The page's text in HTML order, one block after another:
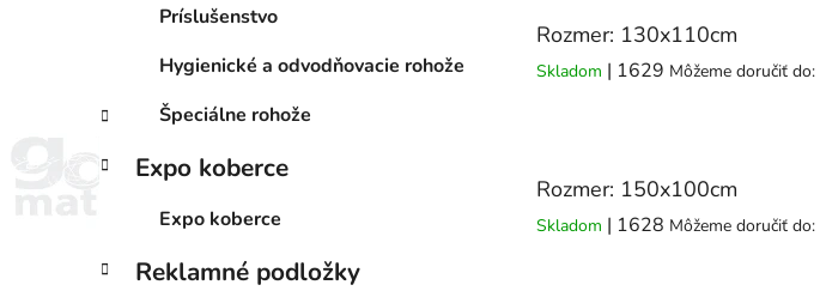
Príslušenstvo
Hygienické a odvodňovacie rohože
Špeciálne rohože
Expo koberce
Expo koberce
Reklamné podložky
Rozmer: 130x110cm
Skladom | 1629 Môžeme doručiť do:
Rozmer: 150x100cm
Skladom | 1628 Môžeme doručiť do: